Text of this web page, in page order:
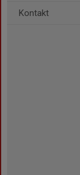
Kontakt